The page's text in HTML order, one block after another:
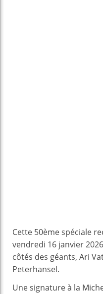
Cette 50ème spéciale
vendredi 16 janvier
côtés des géants, Ari
Peterhansel.
Une signature à la